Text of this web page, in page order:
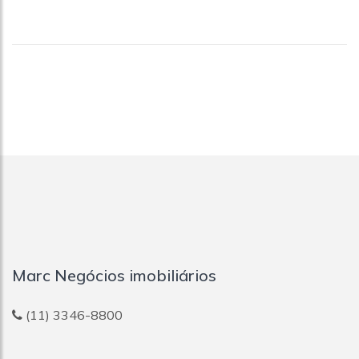
Nova Piraju
Parada Inglesa
Marc Negócios imobiliários
(11) 3346-8800